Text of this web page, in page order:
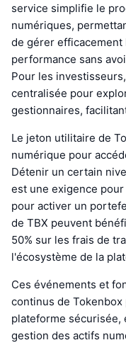
service simplifie le
numériques,
de gérer
performance sans
Pour les
centralisée pour
gestionnaires,
Le jeton utilitaire de
numérique pour
Détenir un certain
est une exigence
pour activer un
de TBX peuvent
50% sur les frais de
l'écosystème de la
Ces événements et
continus de
plateforme sécurisée,
gestion des actifs